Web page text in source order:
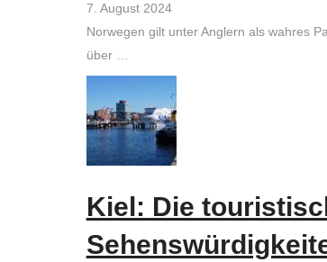
7. August 2024
Norwegen gilt unter Anglern als wahres
über …
Kiel: Die